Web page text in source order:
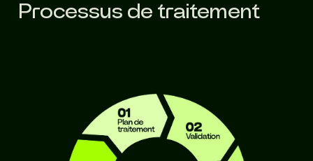
Processus de traitement